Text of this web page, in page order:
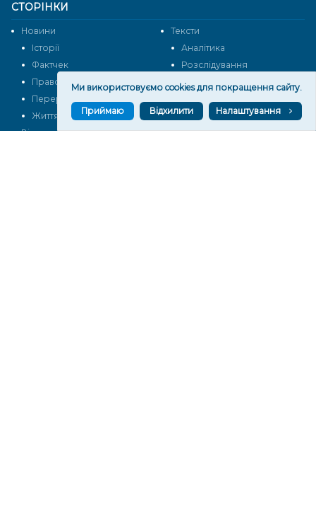
СТОРІНКИ
Новини
Тексти
Історії
Аналітика
Фактчек
Розслідування
Право
Фото
Перерва на каву
Життя
Блоги
Відео
Архів
Ми використовуємо cookies для покращення сайту.
Приймаю Відхилити Налаштування